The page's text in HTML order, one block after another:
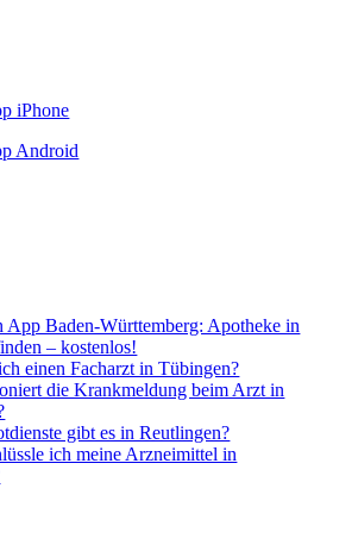
App Baden-Württemberg: Apotheke in
– kostenlos!
einen Facharzt in Tübingen?
die Krankmeldung beim Arzt in
gibt es in Reutlingen?
ich meine Arzneimittel in